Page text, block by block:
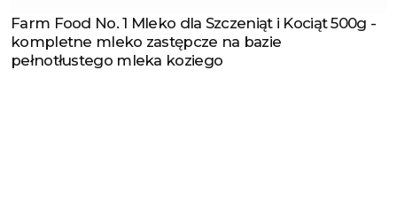
Zobacz produkt
Farm Food No. 1 Mleko dla Szczeniąt i Kociąt 500g -
kompletne mleko zastępcze na bazie
pełnotłustego mleka koziego